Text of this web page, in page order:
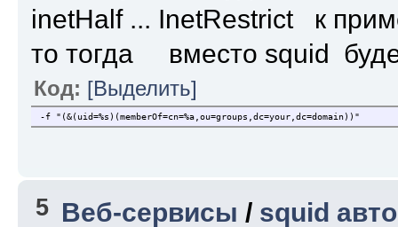
inetHalf ... InetRestrict к
то тогда вместо squid
Код: [Выделить]
-f "(&(uid=%s)(memberOf=cn=%a,ou=groups,dc=your,dc=domain))"
5 Веб-сервисы / squid